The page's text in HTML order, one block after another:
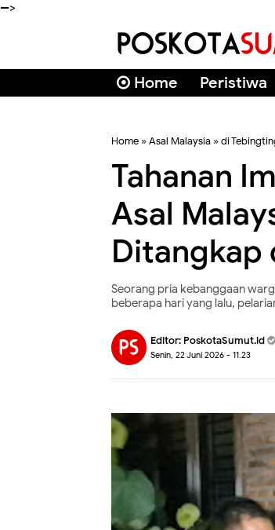
-->
Home Peristiwa
Home »Asal Malaysia »di
Tahanan
Asal
Ditangkap
Seorang pria kebanggaan
beberapa hari yang lalu,
Editor: PoskotaSumut.id
Senin, 22 Juni 2026 - 11.23